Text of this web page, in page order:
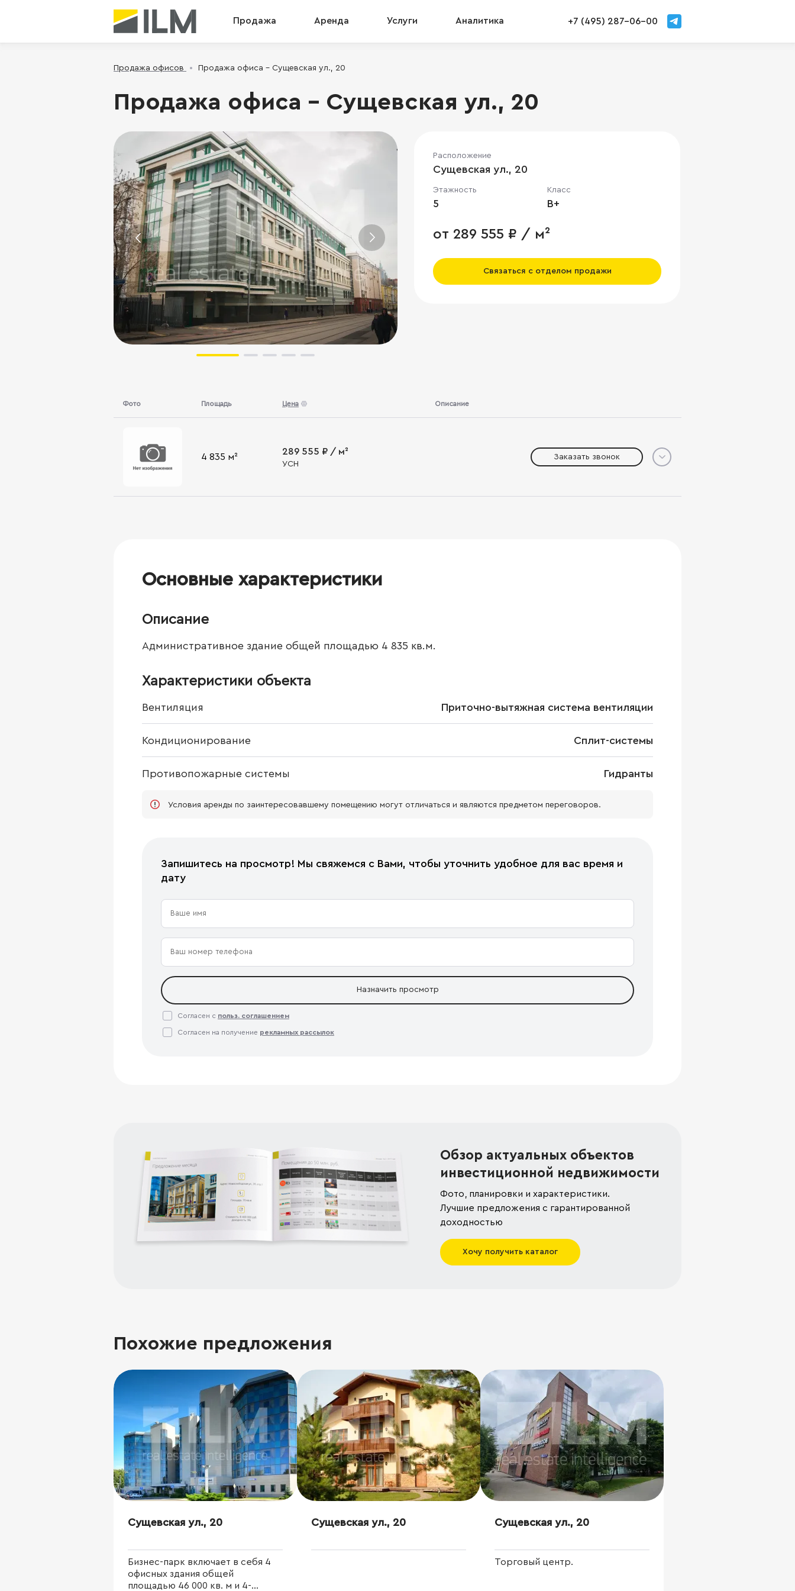
Продажа Аренда Услуги Аналитика +7 (495) 287-06-00
Продажа офисов Продажа офиса - Сущевская ул., 20
Продажа офиса - Сущевская ул., 20
Расположение
Сущевская ул., 20
Этажность
5
Класс
B+
от 289 555 ₽ / м²
Связаться с отделом продажи
Фото Площадь Цена Описание
4 835 м²
289 555 ₽ / м²
УСН
Заказать звонок
Основные характеристики
Описание
Административное здание общей площадью 4 835 кв.м.
Характеристики объекта
Вентиляция Приточно-вытяжная система вентиляции
Кондиционирование Сплит-системы
Противопожарные системы Гидранты
Условия аренды по заинтересовавшему помещению могут отличаться и являются предметом переговоров.
Запишитесь на просмотр! Мы свяжемся с Вами, чтобы уточнить удобное для вас время и
дату
Назначить просмотр
Согласен с польз. соглашением
Согласен на получение рекламных рассылок
Обзор актуальных объектов
инвестиционной недвижимости
Фото, планировки и характеристики.
Лучшие предложения с гарантированной
доходностью
Хочу получить каталог
Похожие предложения
Сущевская ул., 20
Бизнес-парк включает в себя 4
офисных здания общей
площадью 46 000 кв. м и 4-
Сущевская ул., 20 Сущевская ул., 20
Торговый центр.